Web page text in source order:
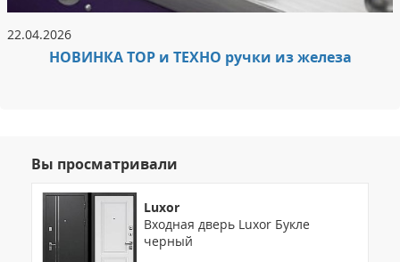
22.04.2026
НОВИНКА ТОР и ТЕХНО ручки из железа
Вы просматривали
Luxor
Входная дверь Luxor Букле
черный